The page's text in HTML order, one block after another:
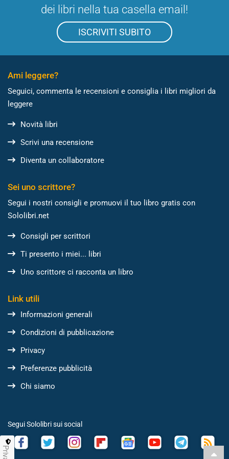
dei libri nella tua casella email!
ISCRIVITI SUBITO
Ami leggere?
Seguici, commenta le recensioni e consiglia i libri migliori da
leggere
Novità libri
Scrivi una recensione
Diventa un collaboratore
Sei uno scrittore?
Segui i nostri consigli e promuovi il tuo libro gratis con
Sololibri.net
Consigli per scrittori
Ti presento i miei... libri
Uno scrittore ci racconta un libro
Link utili
Informazioni generali
Condizioni di pubblicazione
Privacy
Preferenze pubblicità
Chi siamo
Segui Sololibri sui social